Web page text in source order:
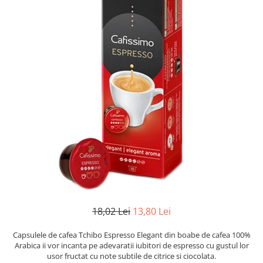
18,02 Lei 13,80 Lei
Capsulele de cafea Tchibo Espresso Elegant din boabe de cafea 100%
Arabica ii vor incanta pe adevaratii iubitori de espresso cu gustul lor
usor fructat cu note subtile de citrice si ciocolata.